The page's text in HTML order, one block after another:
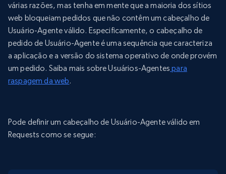
várias razões, mas tenha em mente que a maioria dos sítios
web bloqueiam pedidos que não contêm um cabeçalho de
Usuário-Agente válido. Especificamente, o cabeçalho de
pedido de Usuário-Agente é uma sequência que caracteriza
a aplicação e a versão do sistema operativo de onde provém
um pedido. Saiba mais sobre Usuários-Agentes para
raspagem da web.
Pode definir um cabeçalho de Usuário-Agente válido em
Requests como se segue: